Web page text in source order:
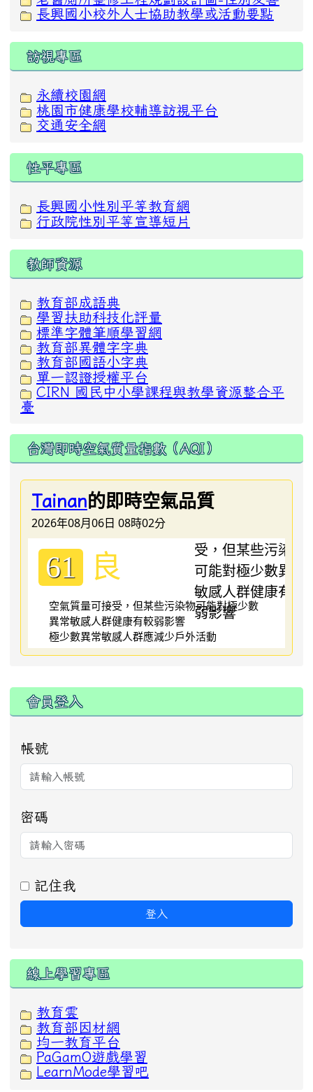
長興國小校外人士協助教學或活動要點
訪視專區
永續校園網
桃園市健康學校輔導訪視平台
交通安全網
性平專區
長興國小性別平等教育網
行政院性別平等宣導短片
教師資源
教育部成語典
學習扶助科技化評量
標準字體筆順學習網
教育部異體字字典
教育部國語小字典
單一認證授權平台
CIRN 國民中小學課程與教學資源整合平
臺
台灣即時空氣質量指數（AQI）
Tainan的即時空氣品質
2026年08月06日 08時02分
61 良
空氣質量可接受，但某些污染物可能對極少數
異常敏感人群健康有較弱影響
極少數異常敏感人群應減少戶外活動
:::
會員登入
帳號
密碼
記住我
登入
線上學習專區
教育雲
教育部因材網
均一教育平台
PaGamO遊戲學習
LearnMode學習吧